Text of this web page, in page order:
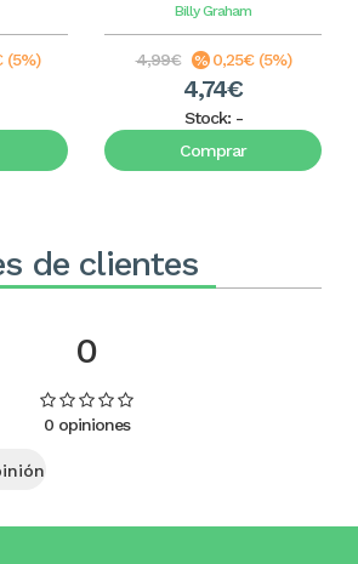
(5%)
Billy Graham
4,99€ 0,25€ (5%)
4,74€
Stock: -
Comprar
de clientes
0
0 opiniones